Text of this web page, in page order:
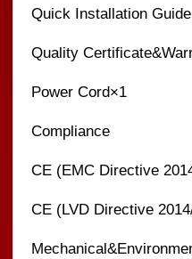
1×Power Cord
Compliance
CE (EMC Directive
CE (LVD Directive